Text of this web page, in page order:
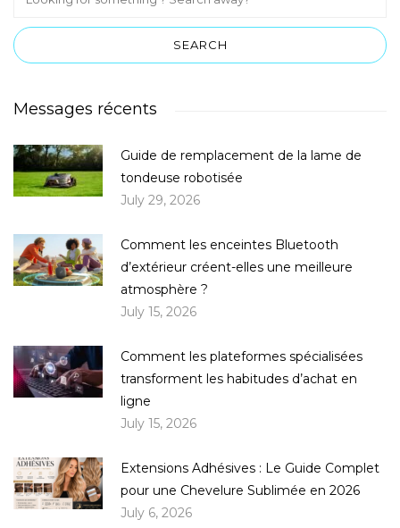
Messages récents
Guide de remplacement de la lame de
tondeuse robotisée
July 29, 2026
Comment les enceintes Bluetooth
d’extérieur créent-elles une meilleure
atmosphère ?
July 15, 2026
Comment les plateformes spécialisées
transforment les habitudes d’achat en
ligne
July 15, 2026
Extensions Adhésives : Le Guide Complet
pour une Chevelure Sublimée en 2026
July 6, 2026